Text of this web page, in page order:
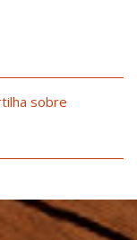
sobre